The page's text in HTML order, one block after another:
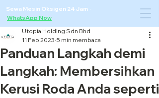
Sewa Mesin Oksigen 24 Jam ·
WhatsApp Now
Panduan Langkah demi
Langkah: Membersihkan
Kerusi Roda Anda seperti
Utopia Holding Sdn Bhd
11 Feb 2023 5 min membaca